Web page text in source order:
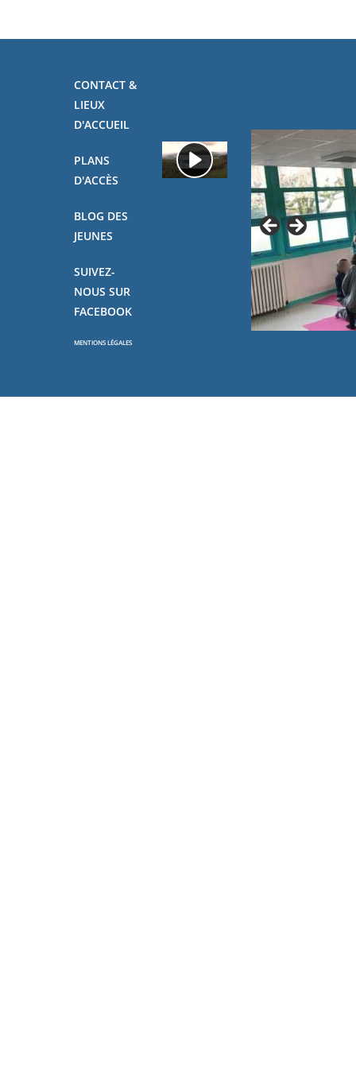
CONTACT &
LIEUX
D'ACCUEIL
PLANS
D'ACCÈS
BLOG DES
JEUNES
SUIVEZ-
NOUS SUR
FACEBOOK
MENTIONS LÉGALES